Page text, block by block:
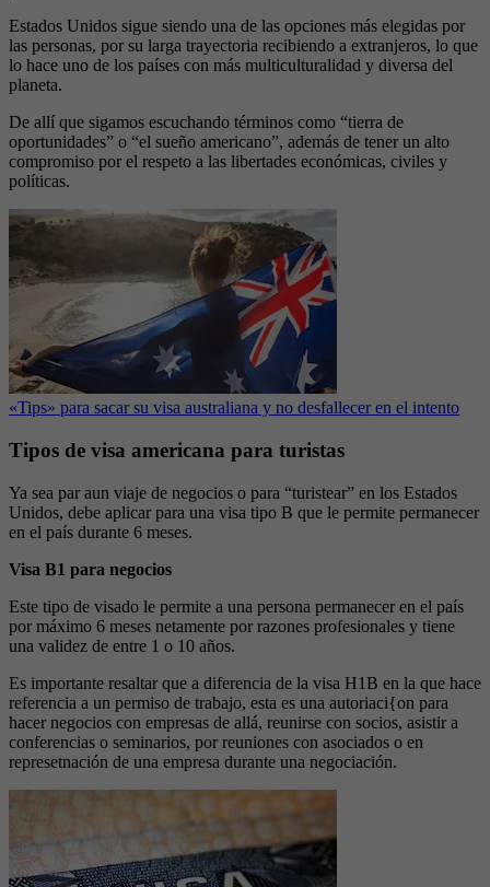
Estados Unidos sigue siendo una de las opciones más elegidas por
las personas, por su larga trayectoria recibiendo a extranjeros, lo que
lo hace uno de los países con más multiculturalidad y diversa del
planeta.
De allí que sigamos escuchando términos como “tierra de
oportunidades” o “el sueño americano”, además de tener un alto
compromiso por el respeto a las libertades económicas, civiles y
políticas.
«Tips» para sacar su visa australiana y no desfallecer en el intento
Tipos de visa americana para turistas
Ya sea par aun viaje de negocios o para “turistear” en los Estados
Unidos, debe aplicar para una visa tipo B que le permite permanecer
en el país durante 6 meses.
Visa B1 para negocios
Este tipo de visado le permite a una persona permanecer en el país
por máximo 6 meses netamente por razones profesionales y tiene
una validez de entre 1 o 10 años.
Es importante resaltar que a diferencia de la visa H1B en la que hace
referencia a un permiso de trabajo, esta es una autoriaci{on para
hacer negocios con empresas de allá, reunirse con socios, asistir a
conferencias o seminarios, por reuniones con asociados o en
represetnación de una empresa durante una negociación.